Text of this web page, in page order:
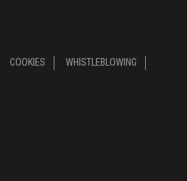
COOKIES WHISTLEBLOWING